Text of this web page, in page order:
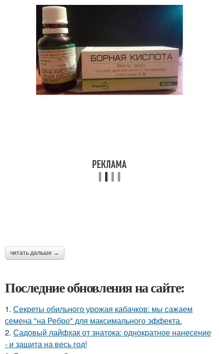
читать дальше →
Последние обновления на сайте:
1. Секреты обильного урожая кабачков: мы сажаем
семена "на Ребро" для максимального эффекта.
2. Садовый лайфхак от знатока: однократное нанесение
- и защита на весь год!